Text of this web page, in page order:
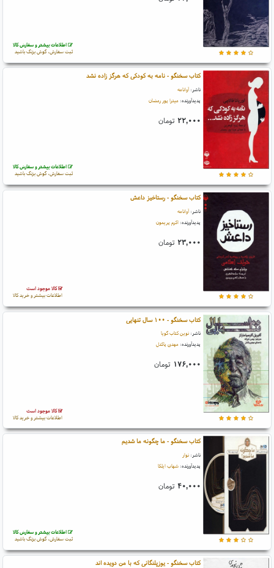
اطلاعات بیشتر و سفارش کالا
ثبت سفارش، گوش بزنگ باشید
کتاب سخنگو - نامه به کودکی که هرگز زاده نشد
ناشر: آوانامه
پدیدآورنده: میترا پور رمضان
۲۲,۰۰۰ تومان
اطلاعات بیشتر و سفارش کالا
ثبت سفارش، گوش بزنگ باشید
کتاب سخنگو - رستاخیز داعش
ناشر: آوانامه
پدیدآورنده: اکرم پریمون
۲۳,۰۰۰ تومان
کالا موجود است
اطلاعات بیشتر و خرید کالا
کتاب سخنگو - ۱۰۰ سال تنهایی
ناشر: نوین کتاب گویا
پدیدآورنده: مهدی پاکدل
۱۷۶,۰۰۰ تومان
کالا موجود است
اطلاعات بیشتر و خرید کالا
کتاب سخنگو - ما چگونه ما شدیم
ناشر: نوار
پدیدآورنده: شهاب ایلکا
۴۰,۰۰۰ تومان
اطلاعات بیشتر و سفارش کالا
ثبت سفارش، گوش بزنگ باشید
کتاب سخنگو - یوزپلنگانی که با من دویده اند